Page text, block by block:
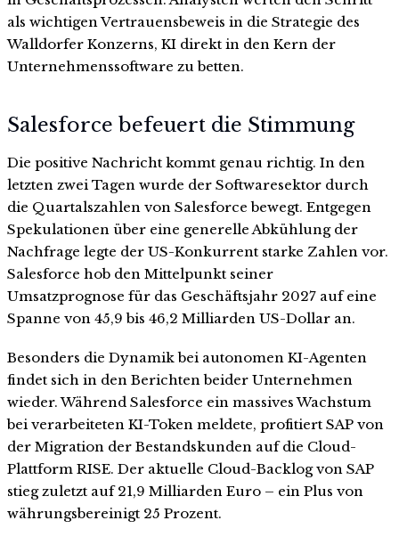
als wichtigen Vertrauensbeweis in die Strategie des
Walldorfer Konzerns, KI direkt in den Kern der
Unternehmenssoftware zu betten.
Salesforce befeuert die Stimmung
Die positive Nachricht kommt genau richtig. In den
letzten zwei Tagen wurde der Softwaresektor durch
die Quartalszahlen von Salesforce bewegt. Entgegen
Spekulationen über eine generelle Abkühlung der
Nachfrage legte der US-Konkurrent starke Zahlen vor.
Salesforce hob den Mittelpunkt seiner
Umsatzprognose für das Geschäftsjahr 2027 auf eine
Spanne von 45,9 bis 46,2 Milliarden US-Dollar an.
Besonders die Dynamik bei autonomen KI-Agenten
findet sich in den Berichten beider Unternehmen
wieder. Während Salesforce ein massives Wachstum
bei verarbeiteten KI-Token meldete, profitiert SAP von
der Migration der Bestandskunden auf die Cloud-
Plattform RISE. Der aktuelle Cloud-Backlog von SAP
stieg zuletzt auf 21,9 Milliarden Euro – ein Plus von
währungsbereinigt 25 Prozent.